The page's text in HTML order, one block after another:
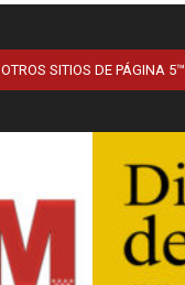
OTROS SITIOS DE PÁGINA 5™